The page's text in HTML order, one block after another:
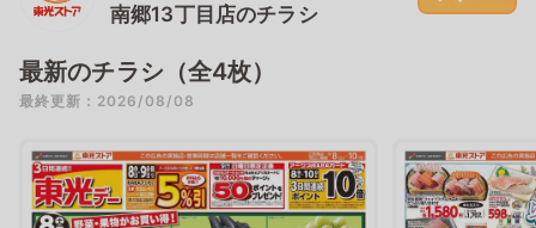
南郷13丁目店のチラシ
最新のチラシ（全4枚）
最終更新：2026/08/08